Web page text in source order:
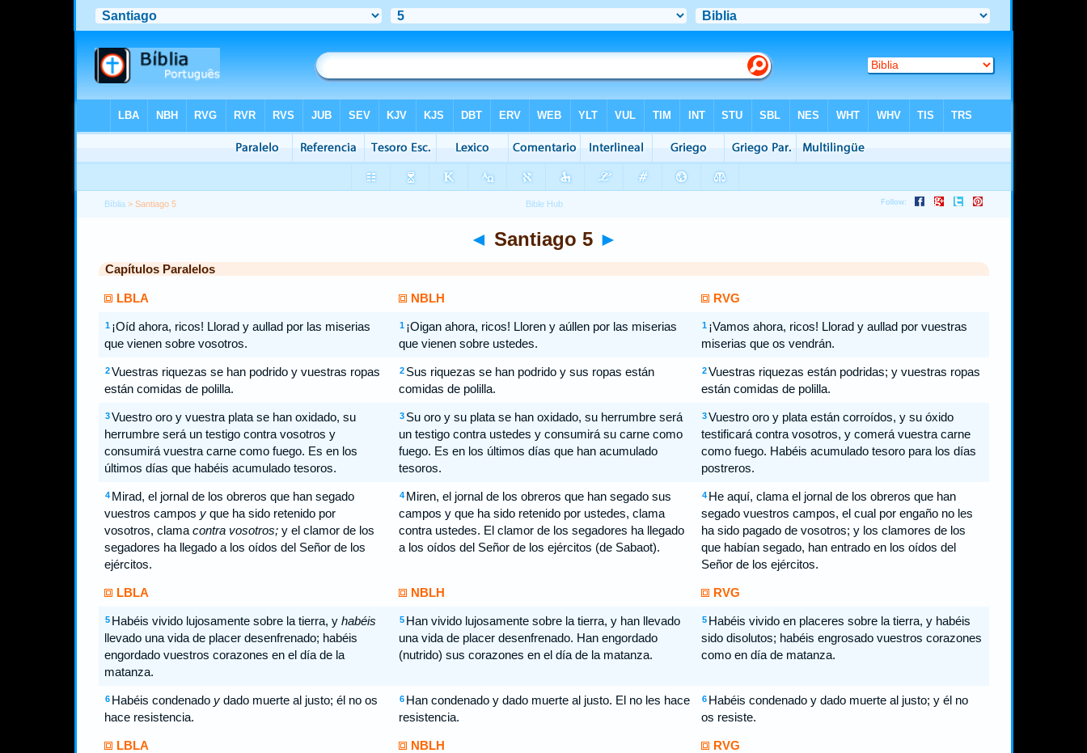
Bíblia > Santiago 5
◄ Santiago 5 ►
Capítulos Paralelos
LBLA NBLH RVG
1 ¡Oíd ahora, ricos! Llorad y aullad por las miserias
que vienen sobre vosotros.
1 ¡Oigan ahora, ricos! Lloren y aúllen por las miserias
que vienen sobre ustedes.
1 ¡Vamos ahora, ricos! Llorad y aullad por vuestras
miserias que os vendrán.
2 Vuestras riquezas se han podrido y vuestras ropas
están comidas de polilla.
2 Sus riquezas se han podrido y sus ropas están
comidas de polilla.
2 Vuestras riquezas están podridas; y vuestras ropas
están comidas de polilla.
3 Vuestro oro y vuestra plata se han oxidado, su
herrumbre será un testigo contra vosotros y
consumirá vuestra carne como fuego. Es en los
últimos días que habéis acumulado tesoros.
3 Su oro y su plata se han oxidado, su herrumbre será
un testigo contra ustedes y consumirá su carne como
fuego. Es en los últimos días que han acumulado
tesoros.
3 Vuestro oro y plata están corroídos, y su óxido
testificará contra vosotros, y comerá vuestra carne
como fuego. Habéis acumulado tesoro para los días
postreros.
4 Mirad, el jornal de los obreros que han segado
vuestros campos yque ha sido retenido por
vosotros, clama contra vosotros;y el clamor de los
segadores ha llegado a los oídos del Señor de los
ejércitos.
4 Miren, el jornal de los obreros que han segado sus
campos y que ha sido retenido por ustedes, clama
contra ustedes. El clamor de los segadores ha llegado
a los oídos del Señor de los ejércitos (de Sabaot).
4 He aquí, clama el jornal de los obreros que han
segado vuestros campos, el cual por engaño no les
ha sido pagado de vosotros; y los clamores de los
que habían segado, han entrado en los oídos del
Señor de los ejércitos.
LBLA NBLH RVG
5 Habéis vivido lujosamente sobre la tierra, y habéis
llevado una vida de placer desenfrenado; habéis
engordado vuestros corazones en el día de la
matanza.
5 Han vivido lujosamente sobre la tierra, y han llevado
una vida de placer desenfrenado. Han engordado
(nutrido) sus corazones en el día de la matanza.
5 Habéis vivido en placeres sobre la tierra, y habéis
sido disolutos; habéis engrosado vuestros corazones
como en día de matanza.
6 Habéis condenado ydado muerte al justo; él no os
hace resistencia.
6 Han condenado y dado muerte al justo. El no les hace
resistencia.
6 Habéis condenado y dado muerte al justo; y él no
os resiste.
LBLA NBLH RVG